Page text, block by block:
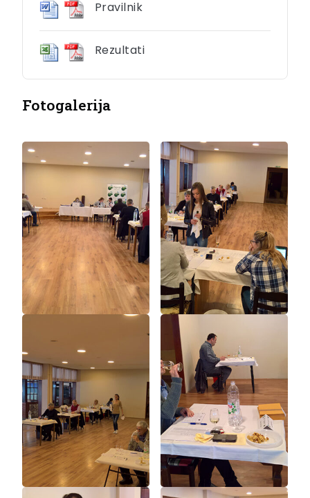
Pravilnik
Rezultati
Fotogalerija